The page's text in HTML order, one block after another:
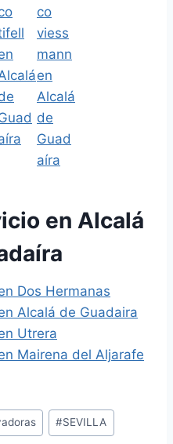
en Alcalá
Dos Hermanas
Alcalá de Guadaira
Utrera
Mairena del Aljarafe
#SEVILLA